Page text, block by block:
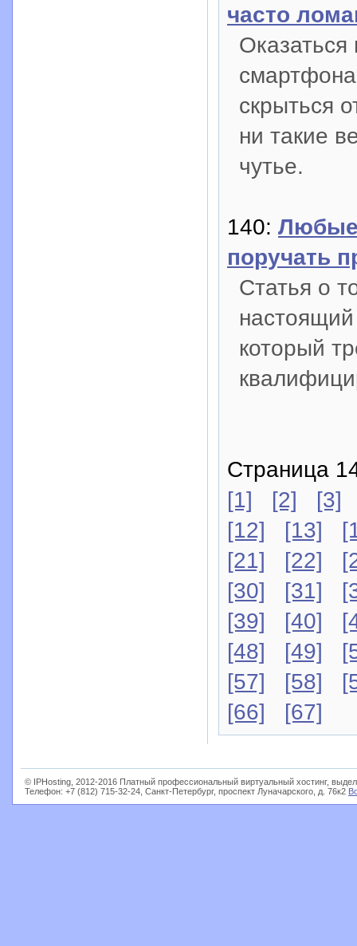
часто
Оказаться
скрыться
ни такие
чутье.
140: Любые
поручать
Статья о
который
Страница
[1]
[2]
[3]
[12]
[13]
[21]
[22]
[30]
[31]
[39]
[40]
[48]
[49]
[57]
[58]
[66]
[67]
© IPHosting, 2012-2016 Платный профессиональный виртуальный хостинг,
Телефон: +7 (812) 715-32-24, Санкт-Петербург, проспект Луначарского, д. 76к2